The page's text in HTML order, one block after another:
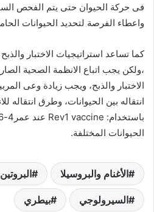
فى حركة الحيوان حتى يتم الفحص
واعطاء الفرصة لتحديد الحيوانات
كما تساعد استراتيجيات الاختبار
،ولكن يجب اتباع الانظمة الصحية
الاختبار والذبح، ويجب زيادة وعى
انتقاله بين الحيوانات، وطرق انتقاله
الحيوانات المختلفة.
الأغنام والبروسيلا
السيرولوجي بيطري